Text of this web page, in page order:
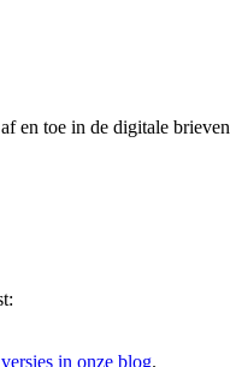
en toe in de digitale
in onze blog.